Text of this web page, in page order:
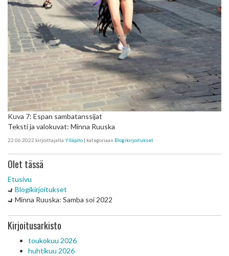
Kuva 7: Espan sambatanssijat
Teksti ja valokuvat: Minna Ruuska
22.06.2022 kirjoittajalta Ylläpito | kategoriaan Blogikirjoitukset
Olet tässä
Etusivu
Blogikirjoitukset
Minna Ruuska: Samba soi 2022
Kirjoitusarkisto
toukokuu 2026
huhtikuu 2026